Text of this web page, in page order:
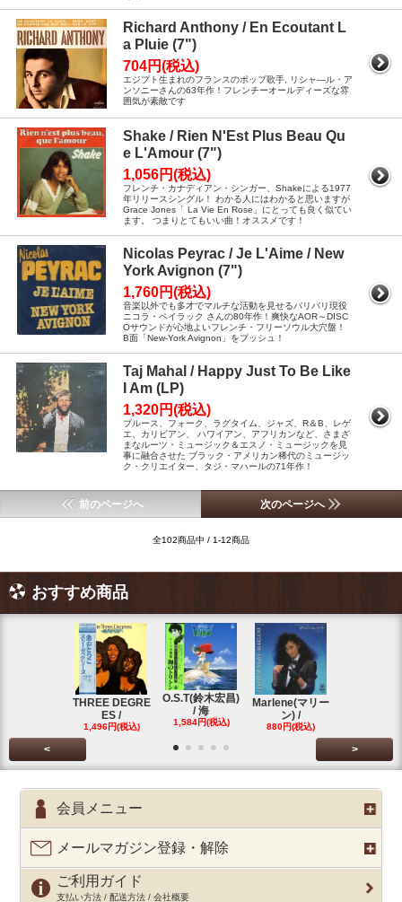
Richard Anthony / En Ecoutant L
a Pluie (7")
704円(税込)
エジプト生まれのフランスのポップ歌手, リシャ―ル・ア
ンソニーさんの63年作！フレンチーオールディーズな雰
囲気が素敵です
Shake / Rien N'Est Plus Beau Qu
e L'Amour (7")
1,056円(税込)
フレンチ・カナディアン・シンガー、Shakeによる1977
年リリースシングル！ わかる人にはわかると思いますが
Grace Jones「 La Vie En Rose」にとっても良く似てい
ます。 つまりとてもいい曲！オススメです！
Nicolas Peyrac / Je L'Aime / New
York Avignon (7")
1,760円(税込)
音楽以外でも多才でマルチな活動を見せるバリバリ現役
ニコラ・ペイラック さんの80年作！爽快なAOR～DISC
Oサウンドが心地よいフレンチ・フリーソウル大穴盤！
B面「New-York Avignon」をプッシュ！
Taj Mahal / Happy Just To Be Like
I Am (LP)
1,320円(税込)
ブルース、フォーク、ラグタイム、ジャズ、R＆B、レゲ
エ、カリビアン、 ハワイアン、アフリカンなど、さまざ
まなルーツ・ミュージック＆エスノ・ミュージックを見
事に融合させた ブラック・アメリカン稀代のミュージッ
ク・クリエイター、タジ・マハールの71年作！
前のページへ 次のページへ
全102商品中 / 1-12商品
おすすめ商品
THREE DEGRE
ES /
1,496円(税込)
O.S.T(鈴木宏昌)
/ 海
1,584円(税込)
Marlene(マリー
ン) /
880円(税込)
< >
会員メニュー
メールマガジン登録・解除
ご利用ガイド
支払い方法 / 配送方法 / 会社概要